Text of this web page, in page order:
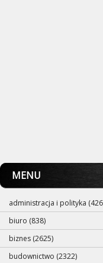
MENU
administracja i polityka
biuro (838)
biznes (2625)
budownictwo (2322)